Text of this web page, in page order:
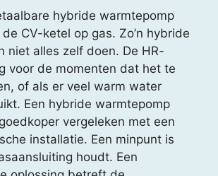
hybride warmtepomp
CV-ketel op gas. Zo’n hybride
niet alles zelf doen. De HR-
voor de momenten dat het te
of als er veel warm water
Een hybride warmtepomp
vergeleken met een
installatie. Een minpunt is
houdt. Een